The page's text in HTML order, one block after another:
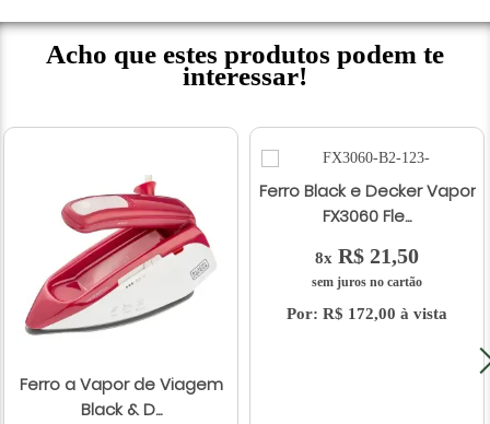
Acho que estes produtos podem te
interessar!
Ferro a Vapor de Viagem
Black & D...
Ferro Black e Decker Vapor
FX3060 Fle...
8x R$ 21,50
sem juros no cartão
Por: R$ 172,00 à vista